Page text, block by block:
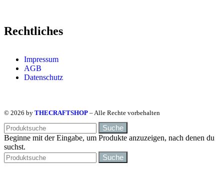
Rechtliches
Impressum
AGB
Datenschutz
© 2026 by THECRAFTSHOP – Alle Rechte vorbehalten
Suche
Beginne mit der Eingabe, um Produkte anzuzeigen, nach denen du
suchst.
Suche